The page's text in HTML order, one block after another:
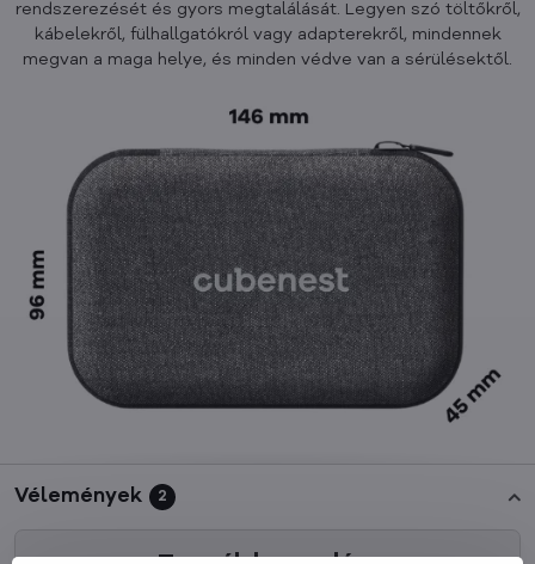
rendszerezését és gyors megtalálását. Legyen szó töltőkről,
kábelekről, fülhallgatókról vagy adapterekről, mindennek
megvan a maga helye, és minden védve van a sérülésektől.
Vélemények 2